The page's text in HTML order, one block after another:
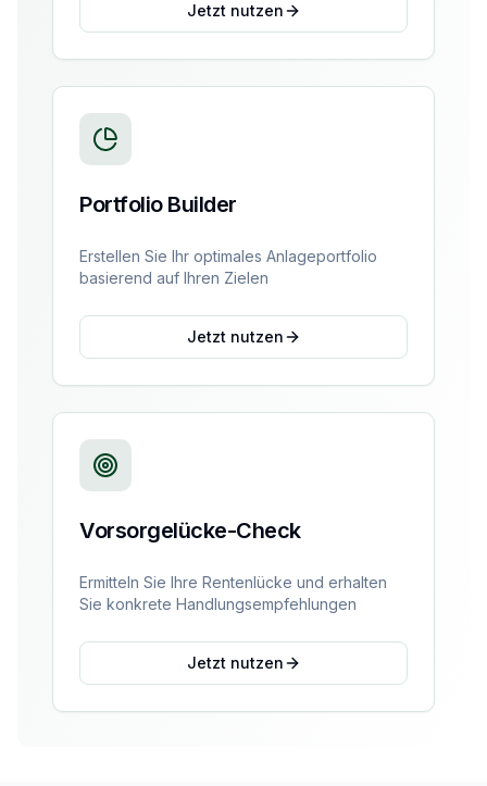
Jetzt nutzen
Portfolio Builder
Erstellen Sie Ihr optimales Anlageportfolio
basierend auf Ihren Zielen
Jetzt nutzen
Vorsorgelücke-Check
Ermitteln Sie Ihre Rentenlücke und erhalten
Sie konkrete Handlungsempfehlungen
Jetzt nutzen